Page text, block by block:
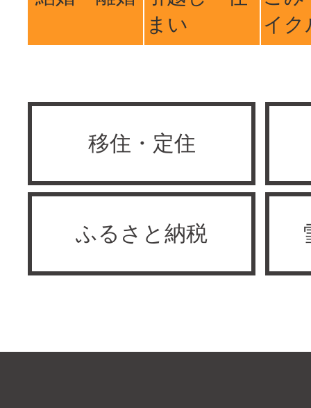
まい
イク
移住・定住
ふるさと納税